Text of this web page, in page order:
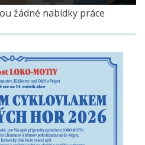
žádné nabídky práce